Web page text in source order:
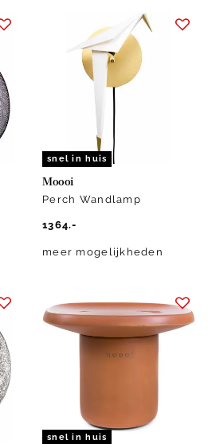
snel in huis
Moooi
Perch Wandlamp
1364.-
meer mogelijkheden
snel in huis